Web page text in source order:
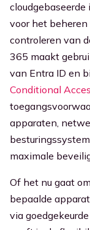
voor het
controleren van
365 maakt
van Entra ID en
Conditional
apparaten,
maximale
Of het nu gaat
bepaalde
via